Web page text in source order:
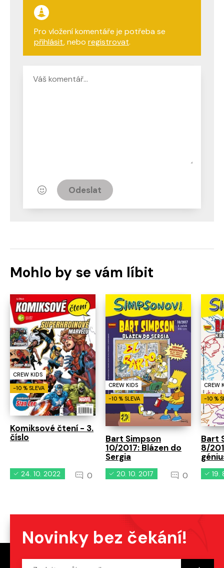
Pro vložení komentáře je potřeba se
přihlásit, nebo registrovat.
Odeslat
Mohlo by se vám líbit
CREW KIDS
-10 % SLEVA
Komiksové čtení - 3.
číslo
24. 10. 2022 0
CREW KIDS
-10 % SLEVA
Bart Simpson
10/2017: Blázen do
Sergia
20. 10. 2017 0
CREW
-10 %
Bart
8/
19.
Novinky bez čekání!